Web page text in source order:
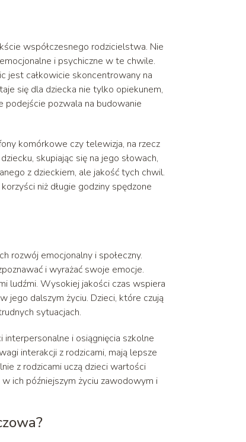
współczesnego rodzicielstwa. Nie
i psychiczne w te chwile.
jest całkowicie skoncentrowany na
się dla dziecka nie tylko opiekunem,
podejście pozwala na budowanie
komórkowe czy telewizja, na rzecz
skupiając się na jego słowach,
z dzieckiem, ale jakość tych chwil.
niż długie godziny spędzone
rozwój emocjonalny i społeczny.
i wyrażać swoje emocje.
ludźmi. Wysokiej jakości czas wspiera
jego dalszym życiu. Dzieci, które czują
sytuacjach.
i osiągnięcia szkolne
interakcji z rodzicami, mają lepsze
z rodzicami uczą dzieci wartości
ich późniejszym życiu zawodowym i